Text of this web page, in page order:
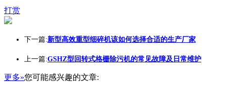
打赏
下一篇:新型高效重型细碎机该如何选择合适的生产厂家
上一篇:GSHZ型回转式格栅除污机的常见故障及日常维护
更多»您可能感兴趣的文章: